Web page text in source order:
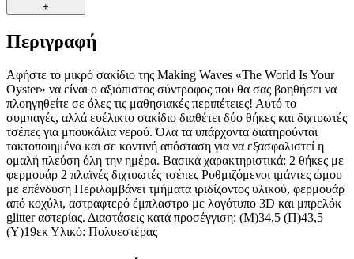
+
Περιγραφή
Αφήστε το μικρό σακίδιο της Making Waves «The World Is Your
Oyster» να είναι ο αξιόπιστος σύντροφος που θα σας βοηθήσει να
πλοηγηθείτε σε όλες τις μαθησιακές περιπέτειες! Αυτό το
συμπαγές, αλλά ευέλικτο σακίδιο διαθέτει δύο θήκες και διχτυωτές
τσέπες για μπουκάλια νερού. Όλα τα υπάρχοντα διατηρούνται
τακτοποιημένα και σε κοντινή απόσταση για να εξασφαλιστεί η
ομαλή πλεύση όλη την ημέρα. Βασικά χαρακτηριστικά: 2 θήκες με
φερμουάρ 2 πλαϊνές διχτυωτές τσέπες Ρυθμιζόμενοι ιμάντες ώμου
με επένδυση Περιλαμβάνει τμήματα ιριδίζοντος υλικού, φερμουάρ
από κοχύλι, αστραφτερό έμπλαστρο με λογότυπο 3D και μπρελόκ
glitter αστερίας. Διαστάσεις κατά προσέγγιση: (Μ)34,5 (Π)43,5
(Υ)19εκ Υλικό: Πολυεστέρας